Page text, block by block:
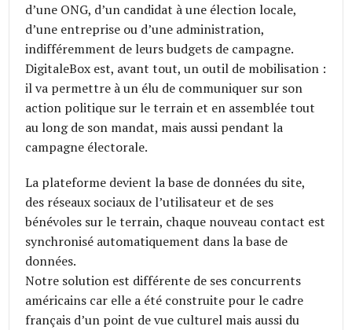
d’une ONG, d’un candidat à une élection locale,
d’une entreprise ou d’une administration,
indifféremment de leurs budgets de campagne.
DigitaleBox est, avant tout, un outil de mobilisation :
il va permettre à un élu de communiquer sur son
action politique sur le terrain et en assemblée tout
au long de son mandat, mais aussi pendant la
campagne électorale.
La plateforme devient la base de données du site,
des réseaux sociaux de l’utilisateur et de ses
bénévoles sur le terrain, chaque nouveau contact est
synchronisé automatiquement dans la base de
données.
Notre solution est différente de ses concurrents
américains car elle a été construite pour le cadre
français d’un point de vue culturel mais aussi du